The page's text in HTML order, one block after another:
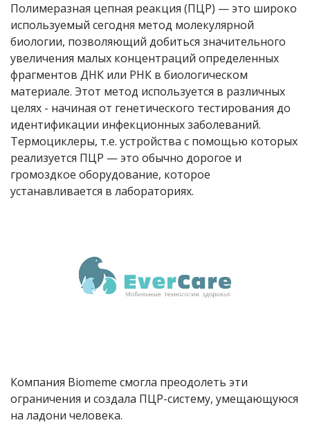
Полимеразная цепная реакция (ПЦР) — это широко
используемый сегодня метод молекулярной
биологии, позволяющий добиться значительного
увеличения малых концентраций определенных
фрагментов ДНК или РНК в биологическом
материале. Этот метод используется в различных
целях - начиная от генетического тестирования до
идентификации инфекционных заболеваний.
Термоциклеры, т.е. устройства с помощью которых
реализуется ПЦР — это обычно дорогое и
громоздкое оборудование, которое
устанавливается в лабораториях.
Компания Biomeme смогла преодолеть эти
ограничения и создала ПЦР-систему, умещающуюся
на ладони человека.